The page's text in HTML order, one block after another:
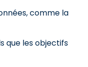
comme la
que les objectifs